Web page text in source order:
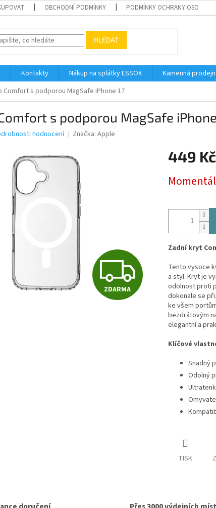
OBCHODNÍ PODMÍNKY PODMÍNKY OCHRANY OSOBNÍCH
HLEDAT
Kontakty Nákup na splátky ESSOX
Kamenná
Comfort s podporou MagSafe iPhone 17
s podporou MagSafe
hodnocení Značka: Apple
Z
D
ZDARMA
449 Kč
cena:
Zadní kryt
Tento vysoce
a styl. Kryt je
odolnost proti
dokonale se
ke všem
bezdrátovým
elegantní a
Klíčové
Snadný
Odolný
TISK